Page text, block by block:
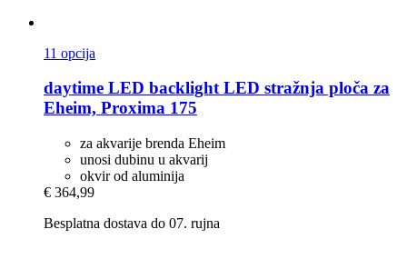
11 opcija
daytime LED backlight LED stražnja ploča za
Eheim, Proxima 175
za akvarije brenda Eheim
unosi dubinu u akvarij
okvir od aluminija
€ 364,99
Besplatna dostava do 07. rujna